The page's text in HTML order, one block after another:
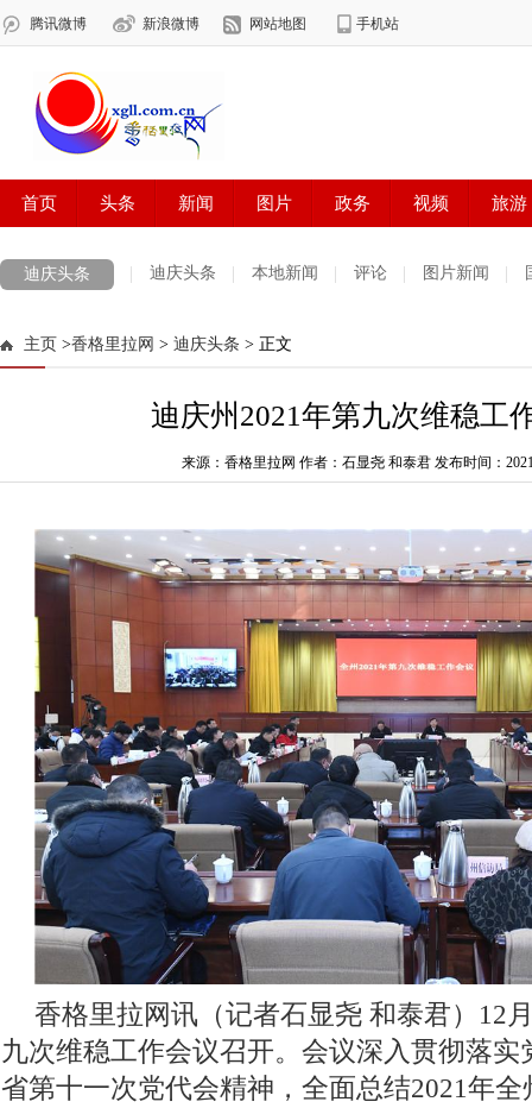
迪庆头条 迪庆头条 本地新闻 评论 图片新闻
主页 >香格里拉网 > 迪庆头条 > 正文
迪庆州2021年第九次维稳工
来源：香格里拉网 作者：石显尧 和泰君 发布时间：
香格里拉网讯（记者石显尧 和泰君） 12
九次维稳工作会议召开。会议深入贯彻落
省第十一次党代会精神，全面总结2021年